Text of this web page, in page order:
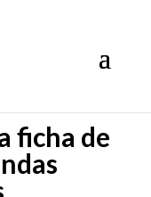
ficha de